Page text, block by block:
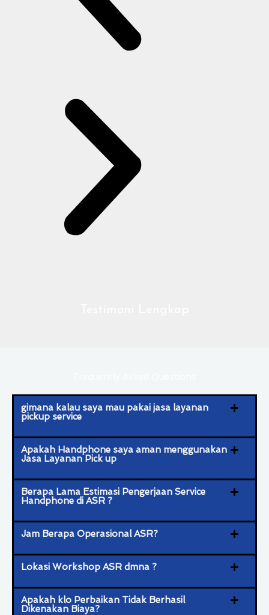
gimana kalau saya mau pakai jasa layanan
pickup service
Apakah Handphone saya aman menggunakan
Jasa Layanan Pick up
Berapa Lama Estimasi Pengerjaan Service
Handphone di ASR ?
Jam Berapa Operasional ASR?
Lokasi Workshop ASR dmna ?
Apakah klo Perbaikan Tidak Berhasil
Dikenakan Biaya?